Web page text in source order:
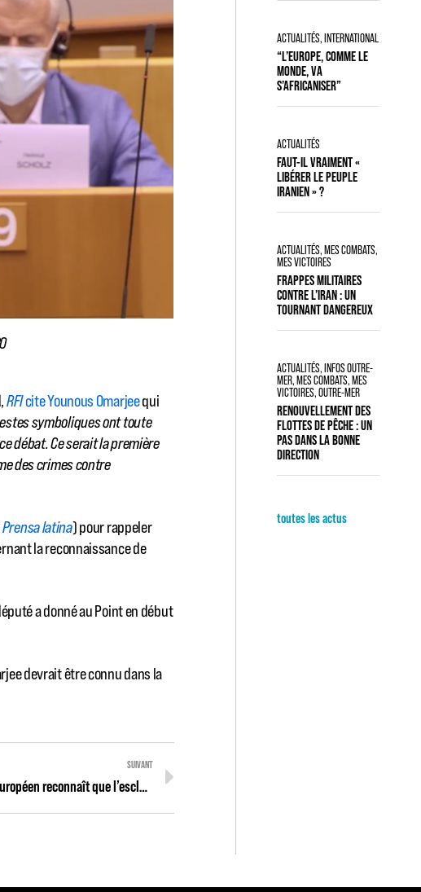
RFIcite Younous Omarjeequi
symboliques ont toute
débat. Ce serait la première
des crimes contre
Prensa latina) pour rappeler
la reconnaissance de
a donné au Point en début
devrait être connu dans la
SUIVANT
C’est fait ! Le Parlement européen reconnaît que l’esclavage est un crime contre l’humanité !
ACTUALITÉS,INTERNATIONAL
“L’EUROPE, COMME LE
MONDE, VA
S’AFRICANISER”
ACTUALITÉS
FAUT-IL VRAIMENT «
LIBÉRER LE PEUPLE
IRANIEN » ?
ACTUALITÉS,MES COMBATS,
MES VICTOIRES
FRAPPES MILITAIRES
CONTRE L’IRAN : UN
TOURNANT DANGEREUX
ACTUALITÉS,INFOS OUTRE-
MER,MES COMBATS, MES
VICTOIRES,OUTRE-MER
RENOUVELLEMENT DES
FLOTTES DE PÊCHE : UN
PAS DANS LA BONNE
DIRECTION
toutes les actus